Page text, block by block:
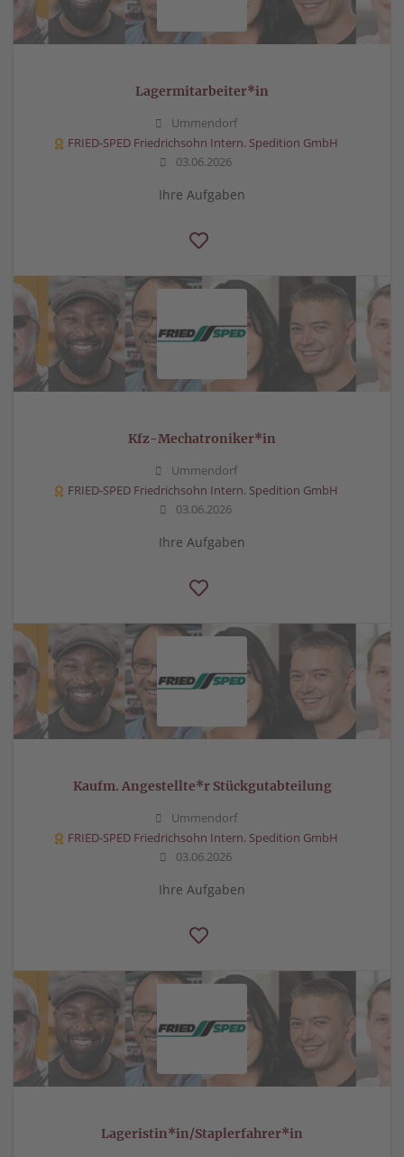
Lagermitarbeiter*in
Ummendorf
FRIED-SPED Friedrichsohn Intern. Spedition GmbH
03.06.2026
Ihre Aufgaben
Kfz-Mechatroniker*in
Ummendorf
FRIED-SPED Friedrichsohn Intern. Spedition GmbH
03.06.2026
Ihre Aufgaben
Kaufm. Angestellte*r Stückgutabteilung
Ummendorf
FRIED-SPED Friedrichsohn Intern. Spedition GmbH
03.06.2026
Ihre Aufgaben
Lageristin*in/Staplerfahrer*in